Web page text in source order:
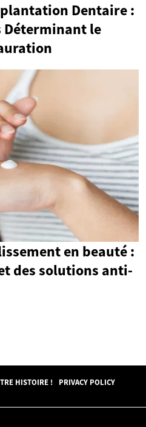
Dentaire :
Déterminant le
en beauté :
des solutions anti-
HISTOIRE ! PRIVACY POLICY